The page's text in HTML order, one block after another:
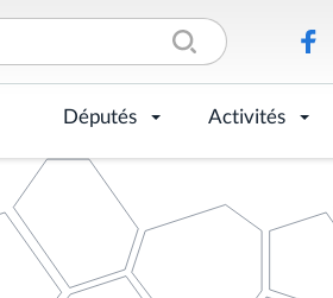
Députés Activités